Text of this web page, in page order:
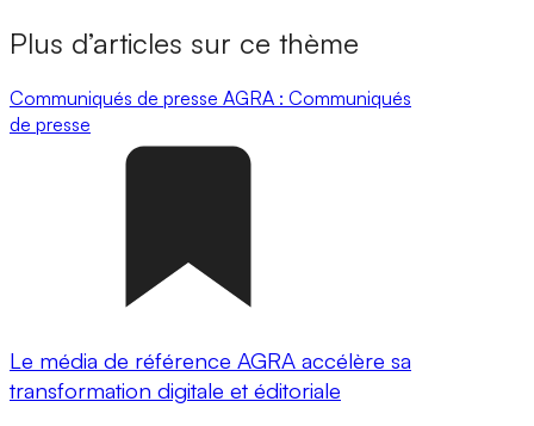
Plus d’articles sur ce thème
Communiqués de presse AGRA : Communiqués
de presse
Le média de référence AGRA accélère sa
transformation digitale et éditoriale